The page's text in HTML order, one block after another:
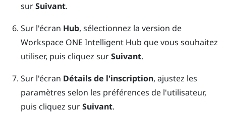
surSuivant.
Sur l'écran Hub, sélectionnez la version de
Workspace ONE Intelligent Hub que vous souhaitez
utiliser, puis cliquez surSuivant.
Sur l'écran Détails de l'inscription, ajustez les
paramètres selon les préférences de l'utilisateur,
puis cliquez surSuivant.